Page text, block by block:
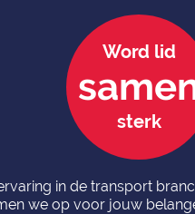
Word lid
sterk
in de transport
we op voor jouw